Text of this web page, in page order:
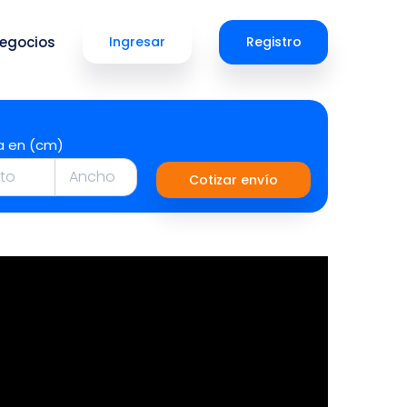
Ingresar Registro
en (cm)
Cotizar envío